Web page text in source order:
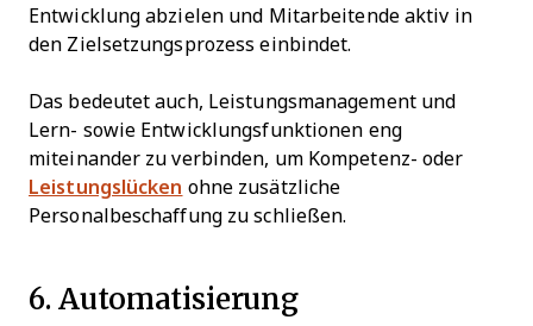
Entwicklung abzielen und Mitarbeitende aktiv in
den Zielsetzungsprozess einbindet.
Das bedeutet auch, Leistungsmanagement und
Lern- sowie Entwicklungsfunktionen eng
miteinander zu verbinden, um Kompetenz- oder
Leistungslücken ohne zusätzliche
Personalbeschaffung zu schließen.
6. Automatisierung